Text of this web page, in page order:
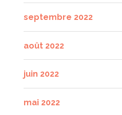
septembre 2022
août 2022
juin 2022
mai 2022